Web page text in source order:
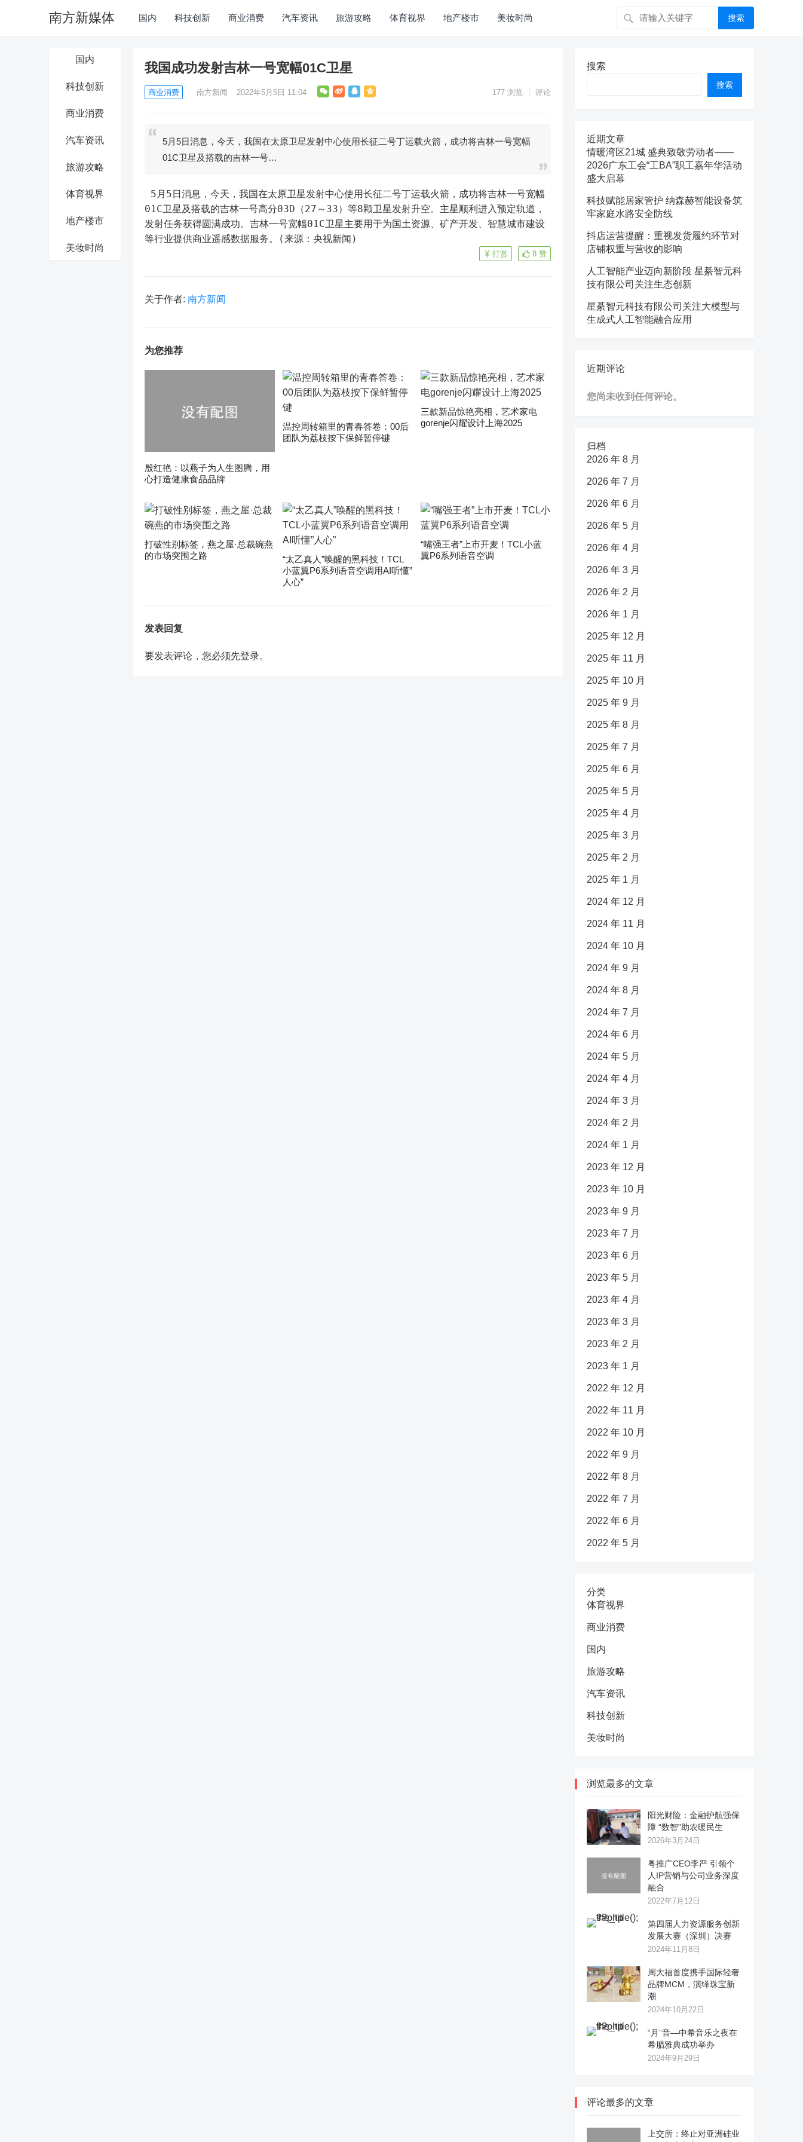
南方新媒体 国内 科技创新 商业消费 汽车资讯 旅游攻略 体育视界 地产楼市 美妆时尚 搜索
国内
科技创新
商业消费
汽车资讯
旅游攻略
体育视界
地产楼市
美妆时尚
我国成功发射吉林一号宽幅01C卫星
商业消费 南方新闻 2022年5月5日 11:04 177 浏览 评论
5月5日消息，今天，我国在太原卫星发射中心使用长征二号丁运载火箭，成功将吉林一号宽幅
01C卫星及搭载的吉林一号…
01C卫星及搭载的吉林一号高分03D（27～33）等8颗卫星发射升空。主星顺利进入预定轨道，
发射任务获得圆满成功。吉林一号宽幅01C卫星主要用于为国土资源、矿产开发、智慧城市建设
等行业提供商业遥感数据服务。(来源：央视新闻)
8 赞
打赏
关于作者: 南方新闻
为您推荐
殷红艳：以燕子为人生图腾，用
心打造健康食品品牌
温控周转箱里的青春答卷：00后
团队为荔枝按下保鲜暂停键
三款新品惊艳亮相，艺术家电
gorenje闪耀设计上海2025
打破性别标签，燕之屋·总裁碗燕
的市场突围之路
“太乙真人”唤醒的黑科技！TCL
小蓝翼P6系列语音空调用AI听懂”
人心”
“嘴强王者”上市开麦！TCL小蓝
翼P6系列语音空调
发表回复
要发表评论，您必须先登录。
搜索
搜索
近期文章
情暖湾区21城 盛典致敬劳动者——
2026广东工会“工BA”职工嘉年华活动
盛大启幕
科技赋能居家管护 纳森赫智能设备筑
牢家庭水路安全防线
抖店运营提醒：重视发货履约环节对
店铺权重与营收的影响
人工智能产业迈向新阶段 星綦智元科
技有限公司关注生态创新
星綦智元科技有限公司关注大模型与
生成式人工智能融合应用
近期评论
您尚未收到任何评论。
归档
2026 年 8 月
2026 年 7 月
2026 年 6 月
2026 年 5 月
2026 年 4 月
2026 年 3 月
2026 年 2 月
2026 年 1 月
2025 年 12 月
2025 年 11 月
2025 年 10 月
2025 年 9 月
2025 年 8 月
2025 年 7 月
2025 年 6 月
2025 年 5 月
2025 年 4 月
2025 年 3 月
2025 年 2 月
2025 年 1 月
2024 年 12 月
2024 年 11 月
2024 年 10 月
2024 年 9 月
2024 年 8 月
2024 年 7 月
2024 年 6 月
2024 年 5 月
2024 年 4 月
2024 年 3 月
2024 年 2 月
2024 年 1 月
2023 年 12 月
2023 年 10 月
2023 年 9 月
2023 年 7 月
2023 年 6 月
2023 年 5 月
2023 年 4 月
2023 年 3 月
2023 年 2 月
2023 年 1 月
2022 年 12 月
2022 年 11 月
2022 年 10 月
2022 年 9 月
2022 年 8 月
2022 年 7 月
2022 年 6 月
2022 年 5 月
分类
体育视界
商业消费
国内
旅游攻略
汽车资讯
科技创新
美妆时尚
浏览最多的文章
阳光财险：金融护航强保
障 “数智”助农暖民生
2026年3月24日
粤推广CEO李严 引领个
人IP营销与公司业务深度
融合
2022年7月12日
第四届人力资源服务创新
发展大赛（深圳）决赛
2024年11月8日
周大福首度携手国际轻奢
品牌MCM，演绎珠宝新
潮
2024年10月22日
“月”音—中希音乐之夜在
希腊雅典成功举办
2024年9月29日
评论最多的文章
上交所：终止对亚洲硅业